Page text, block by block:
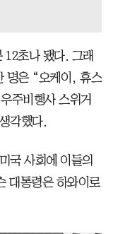
12초나 됐다. 그래
명은 “오케이, 휴스
주비행사 스위거
각했다.
국 사회에 이들의
대통령은 하와이로